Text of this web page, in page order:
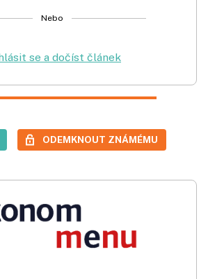
Nebo
se a dočíst článek
ODEMKNOUT ZNÁMÉMU